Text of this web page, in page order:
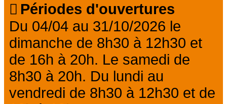
Périodes d'ouvertures
Du 04/04 au 31/10/2026 le
dimanche de 8h30 à 12h30 et
de 16h à 20h. Le samedi de
8h30 à 20h. Du lundi au
vendredi de 8h30 à 12h30 et de